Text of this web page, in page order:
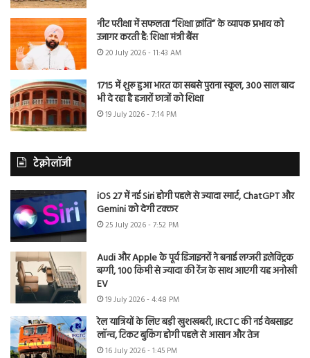
नीट परीक्षा में सफलता “शिक्षा क्रांति” के व्यापक प्रभाव को
उजागर करती है: शिक्षा मंत्री बैंस
20 July 2026 - 11:43 AM
1715 में शुरू हुआ भारत का सबसे पुराना स्कूल, 300 साल बाद
भी दे रहा है हजारों छात्रों को शिक्षा
19 July 2026 - 7:14 PM
टेक्नोलॉजी
iOS 27 में नई Siri होगी पहले से ज्यादा स्मार्ट, ChatGPT और
Gemini को देगी टक्कर
25 July 2026 - 7:52 PM
Audi और Apple के पूर्व डिजाइनरों ने बनाई लग्जरी इलेक्ट्रिक
बग्गी, 100 किमी से ज्यादा की रेंज के साथ आएगी यह अनोखी
EV
19 July 2026 - 4:48 PM
रेल यात्रियों के लिए बड़ी खुशखबरी, IRCTC की नई वेबसाइट
लॉन्च, टिकट बुकिंग होगी पहले से आसान और तेज
16 July 2026 - 1:45 PM